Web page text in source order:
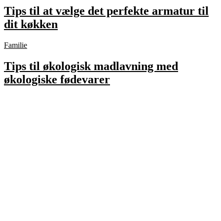
Tips til at vælge det perfekte armatur til
dit køkken
Familie
Tips til økologisk madlavning med
økologiske fødevarer